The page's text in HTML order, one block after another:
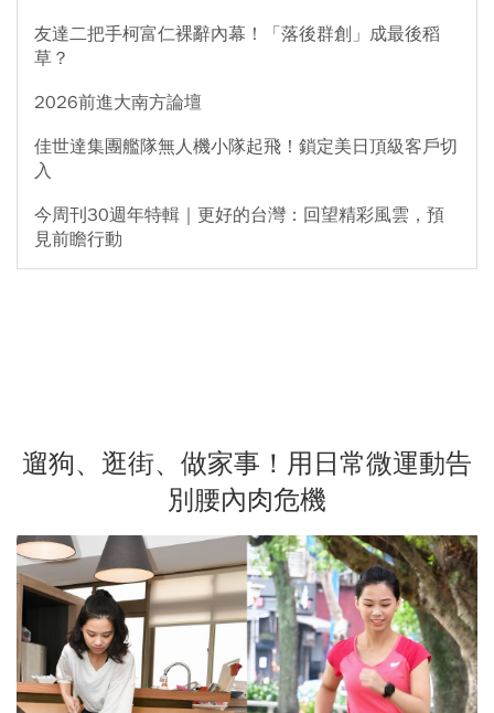
友達二把手柯富仁裸辭內幕！「落後群創」成最後稻
草？
2026前進大南方論壇
佳世達集團艦隊無人機小隊起飛！鎖定美日頂級客戶切
入
今周刊30週年特輯｜更好的台灣：回望精彩風雲，預
見前瞻行動
遛狗、逛街、做家事！用日常微運動告
別腰內肉危機